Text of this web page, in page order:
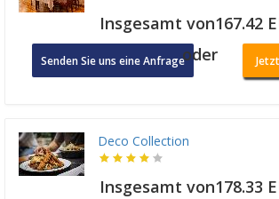
Insgesamt von167.42
Senden Sie uns eine Anfrageoder
Deco Collection
Insgesamt von178.33